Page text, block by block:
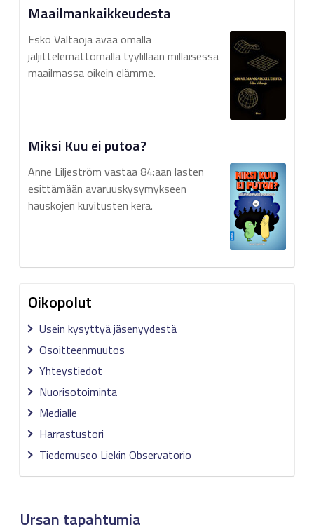
Maailmankaikkeudesta
Esko Valtaoja avaa omalla
jäljittelemättömällä tyylillään millaisessa
maailmassa oikein elämme.
Miksi Kuu ei putoa?
Anne Liljeström vastaa 84:aan lasten
esittämään avaruuskysymykseen
hauskojen kuvitusten kera.
Oikopolut
Usein kysyttyä jäsenyydestä
Osoitteenmuutos
Yhteystiedot
Nuorisotoiminta
Medialle
Harrastustori
Tiedemuseo Liekin Observatorio
Ursan tapahtumia